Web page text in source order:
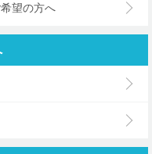
望の方へ